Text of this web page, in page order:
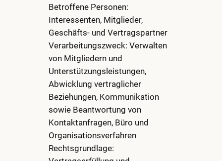
Betroffene Personen:
Interessenten, Mitglieder,
Geschäfts- und Vertragspartner
Verarbeitungszweck: Verwalten
von Mitgliedern und
Unterstützungsleistungen,
Abwicklung vertraglicher
Beziehungen, Kommunikation
sowie Beantwortung von
Kontaktanfragen, Büro und
Organisationsverfahren
Rechtsgrundlage: